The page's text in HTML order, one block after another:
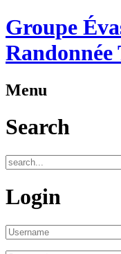
Groupe
Randonnée
Menu
Search
Login